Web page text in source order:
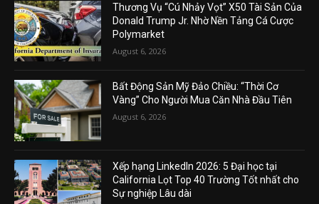
Thương Vụ “Cú Nhảy Vọt” X50 Tài Sản Của
Donald Trump Jr. Nhờ Nền Tảng Cá Cược
Polymarket
August 6, 2026
Bất Động Sản Mỹ Đảo Chiều: “Thời Cơ
Vàng” Cho Người Mua Căn Nhà Đầu Tiên
August 6, 2026
Xếp hạng LinkedIn 2026: 5 Đại học tại
California Lọt Top 40 Trường Tốt nhất cho
Sự nghiệp Lâu dài